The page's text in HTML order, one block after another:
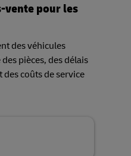
vente pour les
des véhicules
pièces, des délais
coûts de service